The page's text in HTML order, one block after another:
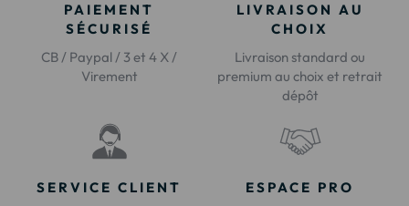
PAIEMENT
SÉCURISÉ
CB / Paypal / 3 et 4 X /
Virement
LIVRAISON AU
CHOIX
Livraison standard ou
premium au choix et retrait
dépôt
SERVICE CLIENT
ESPACE PRO